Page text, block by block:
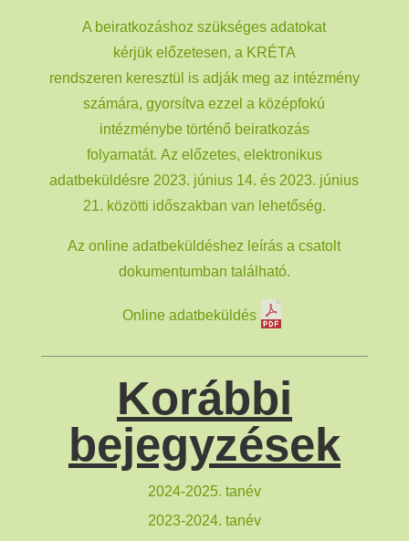
A beiratkozáshoz szükséges adatokat
kérjük előzetesen, a KRÉTA
rendszeren keresztül is adják meg az intézmény
számára, gyorsítva ezzel a középfokú
intézménybe történő beiratkozás
folyamatát. Az előzetes, elektronikus
adatbeküldésre 2023. június 14. és 2023. június
21. közötti időszakban van lehetőség.
Az online adatbeküldéshez leírás a csatolt
dokumentumban található.
Online adatbeküldés
Korábbi
bejegyzések
2024-2025. tanév
2023-2024. tanév